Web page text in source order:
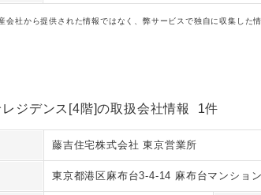
会社から提供された情報ではなく、弊サービスで独自に収集した情
レジデンス[4階]の取扱会社情報 1件
藤吉住宅株式会社 東京営業所
東京都港区麻布台3-4-14 麻布台マンショ